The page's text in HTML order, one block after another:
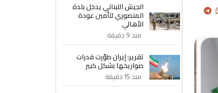
الجيش اللبناني يدخل بلدة
المنصوري لتأمين عودة
الأهالي
منذ 9 دقيقة
تقرير: إيران طوّرت قدرات
صواريخها بشكل كبير
منذ 15 دقيقة